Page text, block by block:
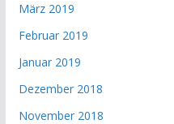
März 2019
Februar 2019
Januar 2019
Dezember 2018
November 2018